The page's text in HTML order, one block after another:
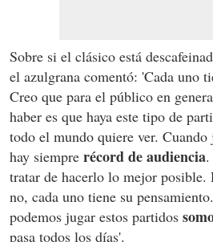
Sobre si el clásico está
el azulgrana comentó: 'Cada uno
Creo que para el público en
haber es que haya este tipo de
todo el mundo quiere ver.
hay siempre récord de audiencia
tratar de hacerlo lo mejor posible.
no, cada uno tiene su
podemos jugar estos partidos
pasa todos los días'.